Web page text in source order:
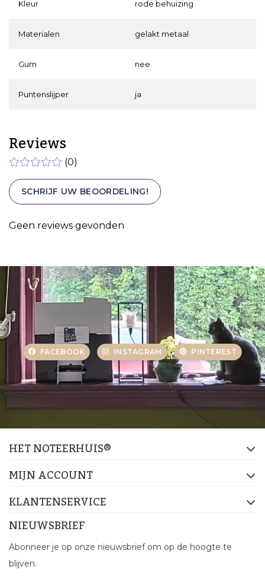
Kleur rode behuizing
Materialen gelakt metaal
Gum nee
Puntenslijper ja
Reviews
(0)
SCHRIJF UW BEOORDELING!
Geen reviews gevonden
FACEBOOK INSTAGRAM PINTEREST
HET NOTEERHUIS®
MIJN ACCOUNT
KLANTENSERVICE
NIEUWSBRIEF
Abonneer je op onze nieuwsbrief om op de hoogte te
blijven.